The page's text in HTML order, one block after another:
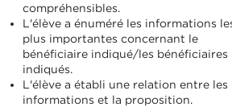
compréhensibles.
L'élève a énuméré les informations
plus importantes concernant le
bénéficiaire indiqué/les bénéficiaires
indiqués.
L'élève a établi une relation entre les
informations et la proposition.